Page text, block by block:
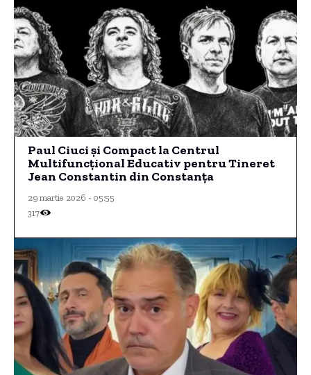
Paul Ciuci și Compact la Centrul
Multifuncțional Educativ pentru Tineret
Jean Constantin din Constanța
29 martie 2026 - 05:55
317